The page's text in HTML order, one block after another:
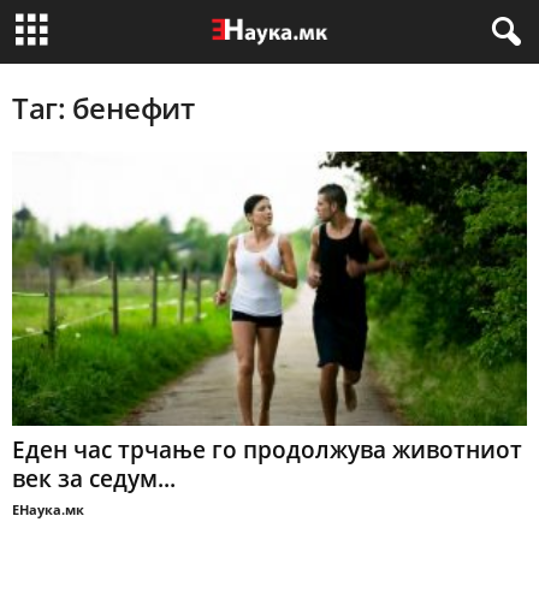
Таг: бенефит
Еден час трчање го продолжува животниот
век за седум...
ЕНаука.мк